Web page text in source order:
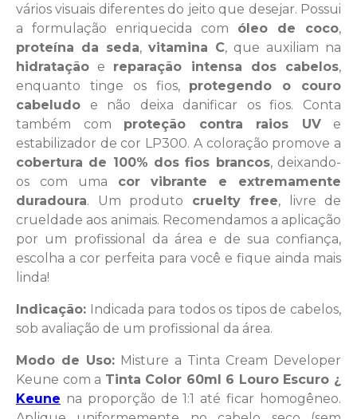
vários visuais diferentes do jeito que desejar. Possui
a formulação enriquecida com óleo de coco,
proteína da seda, vitamina C, que auxiliam na
hidratação e reparação intensa dos cabelos,
enquanto tinge os fios, protegendo o couro
cabeludo e não deixa danificar os fios. Conta
também com proteção contra raios UVe
estabilizador de cor LP300. A coloração promove a
cobertura de 100% dos fios brancos, deixando-
os com uma cor vibrante e extremamente
duradoura. Um produto cruelty free, livre de
crueldade aos animais. Recomendamos a aplicação
por um profissional da área e de sua confiança,
escolha a cor perfeita para você e fique ainda mais
linda!
Indicação: Indicada para todos os tipos de cabelos,
sob avaliação de um profissional da área.
Modo de Uso: Misture a Tinta Cream Developer
Keune com a Tinta Color 60ml 6 Louro Escuro ¿
Keune na proporção de 1:1 até ficar homogêneo.